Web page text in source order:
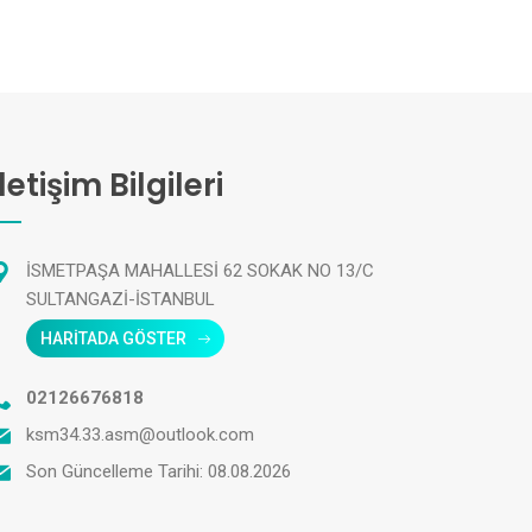
Bilgileri
İSMETPAŞA MAHALLESİ 62 SOKAK NO 13/C
SULTANGAZİ-İSTANBUL
HARİTADA GÖSTER
02126676818
ksm34.33.asm@outlook.com
Son Güncelleme Tarihi: 08.08.2026